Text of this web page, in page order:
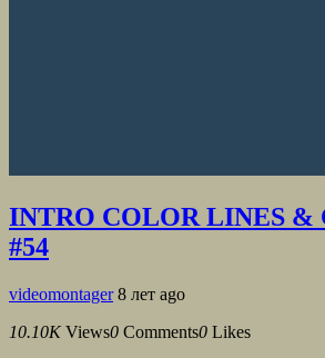
INTRO COLOR LINES &
#54
videomontager 8 лет ago
10.10K Views0 Comments0 Likes